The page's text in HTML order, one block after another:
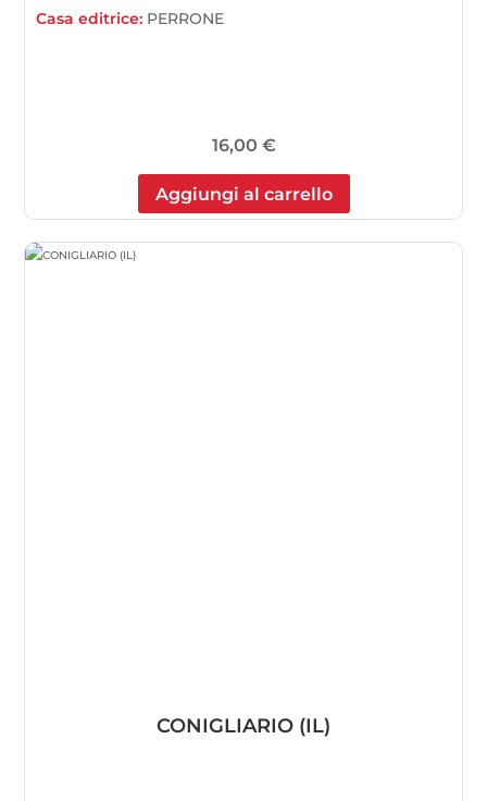
Casa editrice: PERRONE
16,00 €
Aggiungi al carrello
CONIGLIARIO (IL)